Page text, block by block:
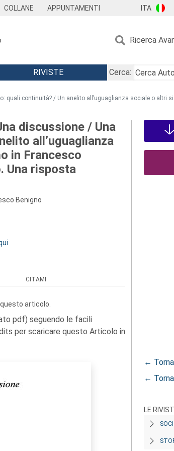
COLLANE APPUNTAMENTI ITA
Ricerca
RIVISTE
Cerca:
continuità? / Un anelito all’uguaglianza sociale o altri
discussione / Una
all’uguaglianza
in Francesco
Una risposta
Benigno
CITAMI
articolo.
pdf) seguendo le facili
per scaricare questo Articolo in
←
←
LE